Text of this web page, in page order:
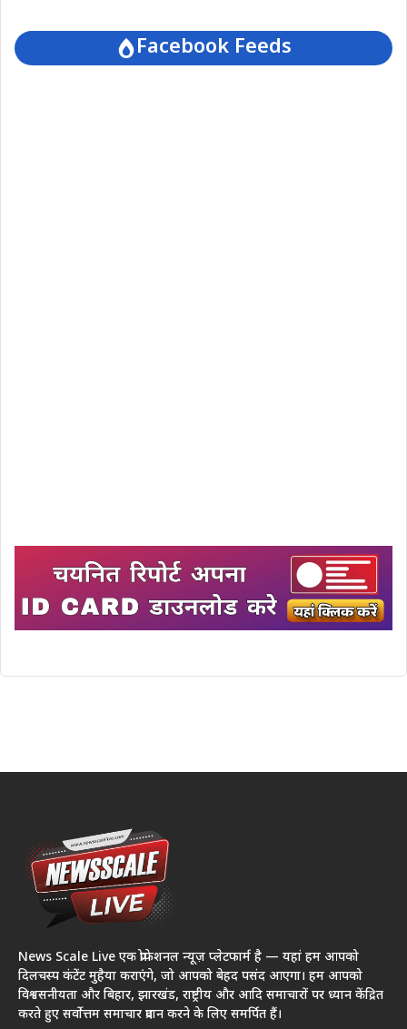
Facebook Feeds
News Scale Live एक प्रोफेशनल न्यूज़ प्लेटफार्म है — यहां हम आपको
दिलचस्प कंटेंट मुहैया कराएंगे, जो आपको बेहद पसंद आएगा। हम आपको
विश्वसनीयता और बिहार, झारखंड, राष्ट्रीय और आदि समाचारों पर ध्यान केंद्रित
करते हुए सर्वोत्तम समाचार प्रदान करने के लिए समर्पित हैं।